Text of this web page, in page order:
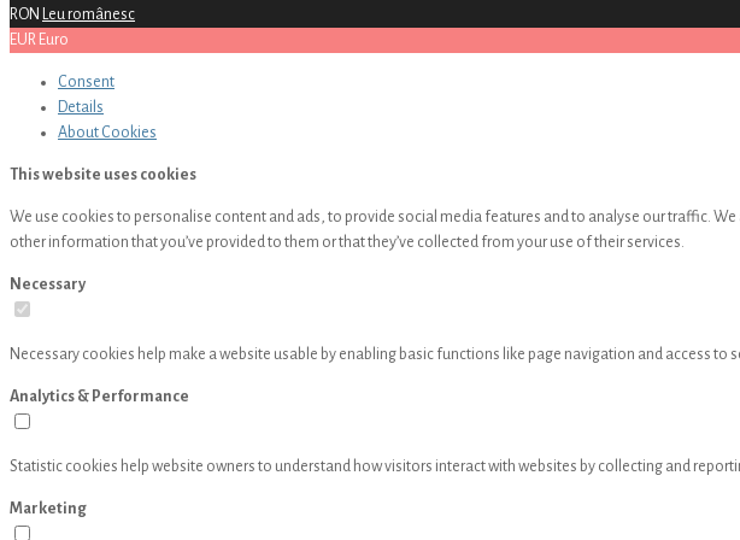
RON Leu românesc
EUR Euro
Consent
Details
About Cookies
This website uses cookies
We use cookies to personalise content and ads, to provide social media features and to analyse our traffic.
other information that you’ve provided to them or that they’ve collected from your use of their services.
Necessary
Necessary cookies help make a website usable by enabling basic functions like page navigation and access
Analytics & Performance
Statistic cookies help website owners to understand how visitors interact with websites by collecting and
Marketing